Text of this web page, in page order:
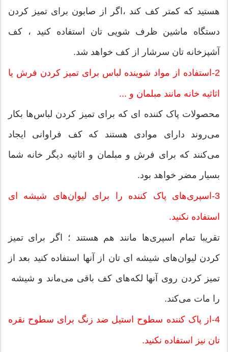
هستید که کمتر کف کند ،اگر از صابون برای تمیز کردن
دستگاه ماشین ظرف شویی تان استفاده کنید ، کف
آشپزخانه تان سرشار از کف خواهد شد.
2-استفاده از مواد شوینده لباس برای تمیز کردن فرش یا
اثاثیه خانه مانند مبلمان و ...
محصولات پاک کننده ای که برای تمیز کردن لباس‌ها بکار
می‌روند دارای موادی هستند که کف فراوانی ایجاد
می‌کنند که برای فرش و مبلمان و اثاثیه دیگر خانه شما
بسیار مضر خواهد بود.
3-اسپری‌های پاک کننده را برای لیوان‌های شیشه ای
استفاده نکنید.
تقریبا تمام اسپری‌ها مانند هم هستند ؛ اگر برای تمیز
کردن لیوان‌های شیشه ای تان از آنها استفاده کنید بعد از
تمیز کردن روی آنها لکه‌های کف باقی می‌ماند و شیشه
را مات می‌کند.
4-از پاک کننده سطوح استیل ضد زنگ برای سطوح نقره
تان نیز استفاده نکنید.